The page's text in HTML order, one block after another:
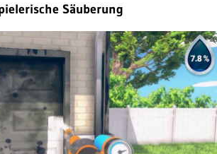
Säuberung